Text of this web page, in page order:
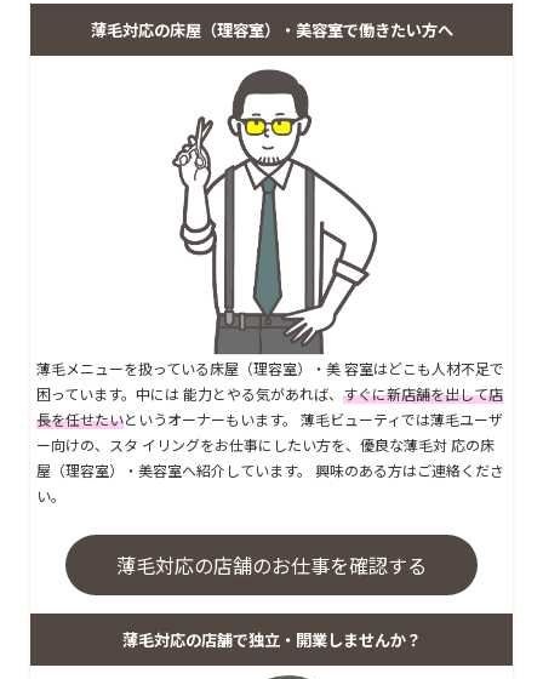
薄毛対応の床屋（理容室）・美容室で働きたい方へ
薄毛メニューを扱っている床屋（理容室）・美 容室はどこも人材不足で
困っています。中には 能力とやる気があれば、 すぐに新店舗を出して店
長を任せたいというオーナーもいます。 薄毛ビューティでは薄毛ユーザ
ー向けの、スタ イリングをお仕事にしたい方を、優良な薄毛対 応の床
屋（理容室）・美容室へ紹介しています。 興味のある方はご連絡くださ
い。
薄毛対応の店舗のお仕事を確認する
薄毛対応の店舗で独立・開業しませんか？